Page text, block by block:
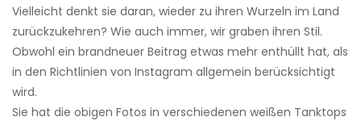
Vielleicht denkt sie daran, wieder zu ihren Wurzeln im Land
zurückzukehren? Wie auch immer, wir graben ihren Stil.
Obwohl ein brandneuer Beitrag etwas mehr enthüllt hat, als
in den Richtlinien von Instagram allgemein berücksichtigt
wird.
Sie hat die obigen Fotos in verschiedenen weißen Tanktops